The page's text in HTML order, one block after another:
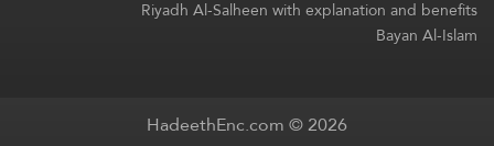
Riyadh Al-Salheen with explanation and benefits
Bayan Al-Islam
HadeethEnc.com © 2026